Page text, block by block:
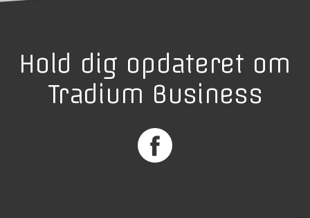
Hold dig opdateret om
Tradium Business